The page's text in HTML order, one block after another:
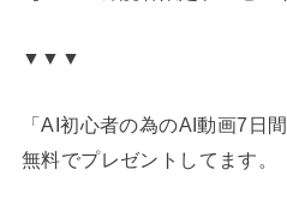
▼▼▼
「AI初心者の為のAI動画7日
無料でプレゼントしてます。